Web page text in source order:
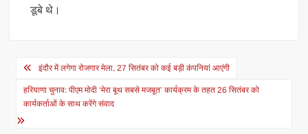
डूबे थे।
Post
navigation
इंदौर में लगेगा रोजगार मेला, 27 सितंबर को कई बड़ी कंपनियां आएंगी
हरियाणा चुनाव: पीएम मोदी ‘मेरा बूथ सबसे मजबूत’ कार्यक्रम के तहत 26 सितंबर को
कार्यकर्ताओं के साथ करेंगे संवाद